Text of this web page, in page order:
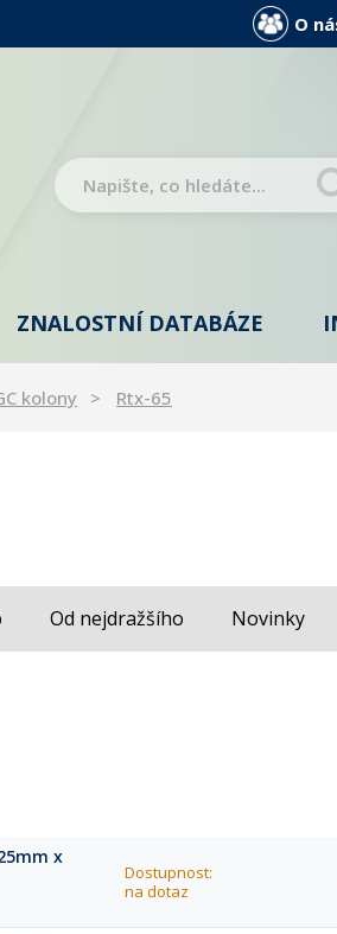
O
ZNALOSTNÍ DATABÁZE
kolony Rtx-65
Od nejdražšího Novinky
x
Dostupnost:
na dotaz